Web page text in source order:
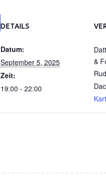
DETAILS
Datum:
September 5, 2025
Zeit:
19:00 - 22:00
&